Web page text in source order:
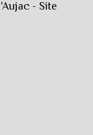
- Site